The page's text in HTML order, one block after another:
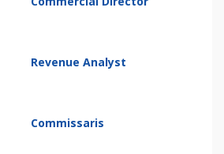
Revenue Analyst
Commissaris